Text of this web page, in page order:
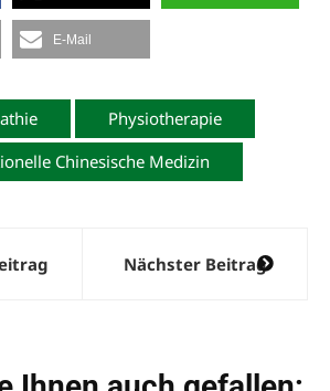
E-Mail
Physiotherapie
Chinesische Medizin
Nächster Beitrag